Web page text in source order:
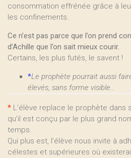
consommation effrénée grâce à
les confinements.
Ce n’est pas parce que l’on prend
d’Achille que l’on sait mieux courir.
Certains, les plus futés, le savent !
*Le prophète pourrait aussi
élevés, sans forme visible...
* L’élève replace le prophète dans
qu’il est conçu par le plus grand
temps.
Qui plus est, l’élève nous invite à
célestes et supérieures où